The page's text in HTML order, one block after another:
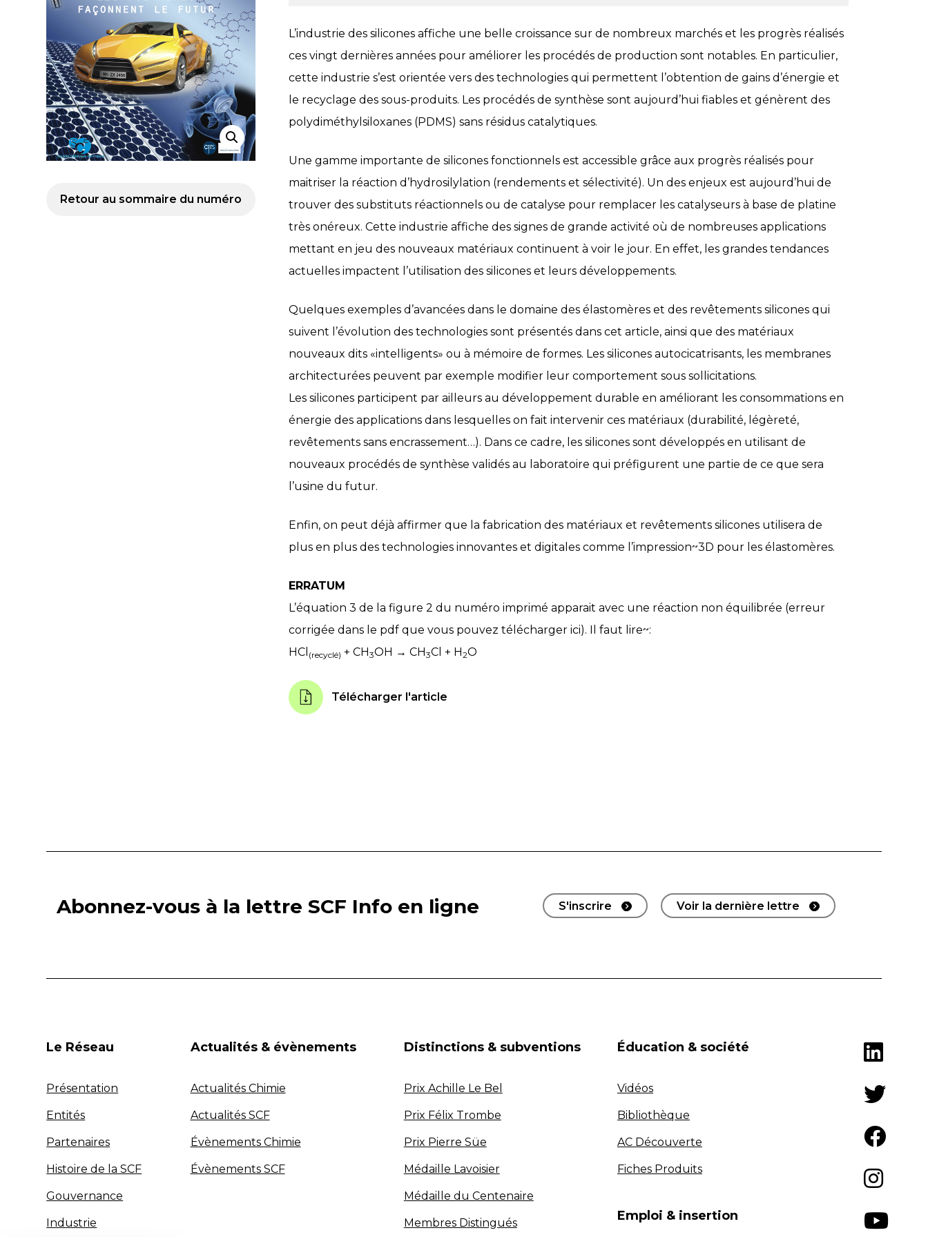
Retour au sommaire du numéro
L’industrie des silicones affiche une belle croissance sur de nombreux marchés et les progrès réalisés
ces vingt dernières années pour améliorer les procédés de production sont notables. En particulier,
cette industrie s’est orientée vers des technologies qui permettent l’obtention de gains d’énergie et
le recyclage des sous-produits. Les procédés de synthèse sont aujourd’hui fiables et génèrent des
polydiméthylsiloxanes (PDMS) sans résidus catalytiques.
Une gamme importante de silicones fonctionnels est accessible grâce aux progrès réalisés pour
maitriser la réaction d’hydrosilylation (rendements et sélectivité). Un des enjeux est aujourd’hui de
trouver des substituts réactionnels ou de catalyse pour remplacer les catalyseurs à base de platine
très onéreux. Cette industrie affiche des signes de grande activité où de nombreuses applications
mettant en jeu des nouveaux matériaux continuent à voir le jour. En effet, les grandes tendances
actuelles impactent l’utilisation des silicones et leurs développements.
Quelques exemples d’avancées dans le domaine des élastomères et des revêtements silicones qui
suivent l’évolution des technologies sont présentés dans cet article, ainsi que des matériaux
nouveaux dits «intelligents» ou à mémoire de formes. Les silicones autocicatrisants, les membranes
architecturées peuvent par exemple modifier leur comportement sous sollicitations.
Les silicones participent par ailleurs au développement durable en améliorant les consommations en
énergie des applications dans lesquelles on fait intervenir ces matériaux (durabilité, légèreté,
revêtements sans encrassement…). Dans ce cadre, les silicones sont développés en utilisant de
nouveaux procédés de synthèse validés au laboratoire qui préfigurent une partie de ce que sera
l’usine du futur.
Enfin, on peut déjà affirmer que la fabrication des matériaux et revêtements silicones utilisera de
plus en plus des technologies innovantes et digitales comme l’impression~3D pour les élastomères.
ERRATUM
L’équation 3 de la figure 2 du numéro imprimé apparait avec une réaction non équilibrée (erreur
corrigée dans le pdf que vous pouvez télécharger ici). Il faut lire~:
HCl (recyclé) + CH3OH → CH3Cl + H2O
Télécharger l'article
Abonnez-vous à la lettre SCF Info en ligne S'inscrire Voir la dernière lettre
Le Réseau
Présentation
Entités
Partenaires
Histoire de la SCF
Gouvernance
Industrie
Actualités & évènements
Actualités Chimie
Actualités SCF
Évènements Chimie
Évènements SCF
Distinctions & subventions
Prix Achille Le Bel
Prix Félix Trombe
Prix Pierre Süe
Médaille Lavoisier
Médaille du Centenaire
Membres Distingués
Éducation & société
Vidéos
Bibliothèque
AC Découverte
Fiches Produits
Emploi & insertion